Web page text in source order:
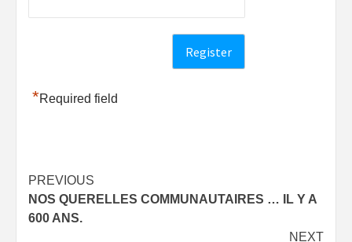
*Required field
Post
navigation
PREVIOUS
NOS QUERELLES COMMUNAUTAIRES … IL Y A
600 ANS.
NEXT